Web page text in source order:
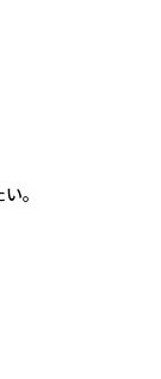
。